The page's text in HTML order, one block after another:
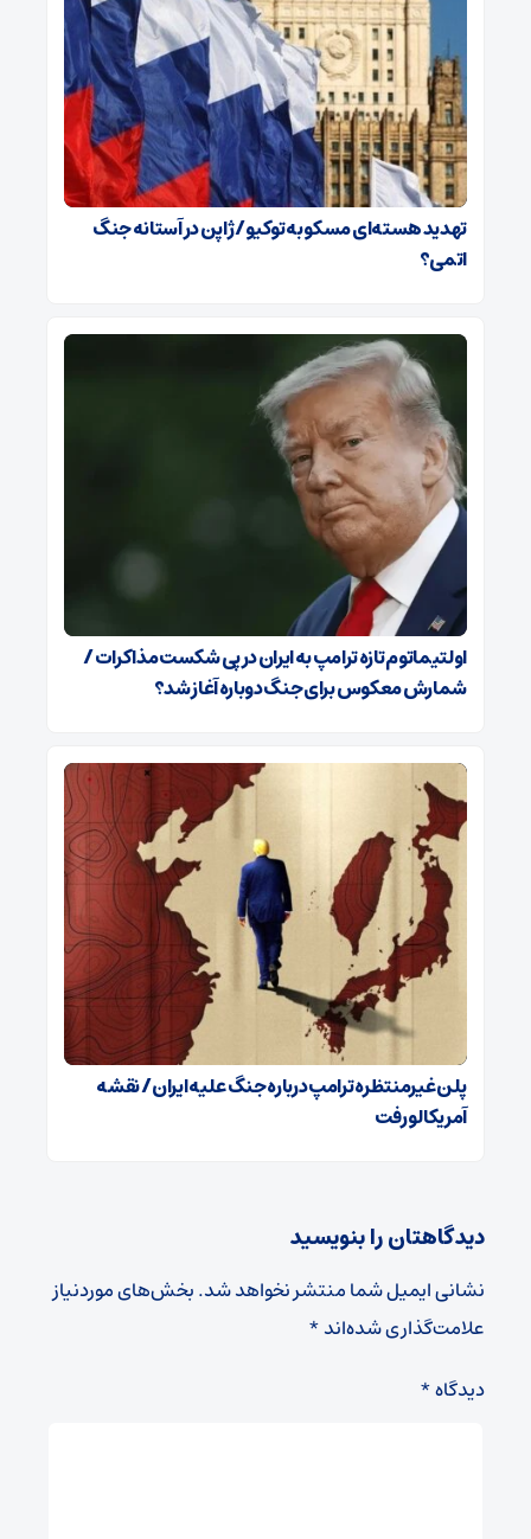
تهدید هسته‌ای مسکو به توکیو / ژاپن در آستانه جنگ
اتمی؟
اولتیماتوم تازه ترامپ به ایران در پی شکست مذاکرات /
شمارش معکوس برای جنگ دوباره آغاز شد؟
پلن غیرمنتظره ترامپ درباره جنگ علیه ایران / نقشه
آمریکا لو رفت
دیدگاهتان را بنویسید
نشانی ایمیل شما منتشر نخواهد شد.بخش‌های موردنیاز
علامت‌گذاری شده‌اند*
دیدگاه*